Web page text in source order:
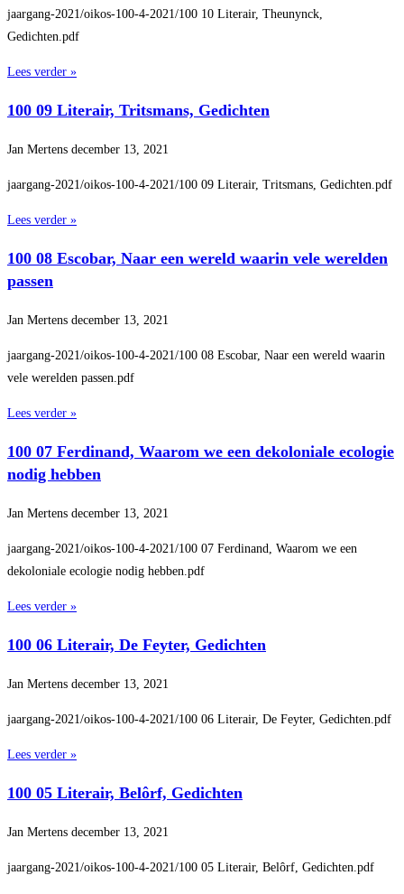
jaargang-2021/oikos-100-4-2021/100 10 Literair, Theunynck,
Gedichten.pdf
Lees verder »
100 09 Literair, Tritsmans, Gedichten
Jan Mertens december 13, 2021
jaargang-2021/oikos-100-4-2021/100 09 Literair, Tritsmans, Gedichten.pdf
Lees verder »
100 08 Escobar, Naar een wereld waarin vele werelden
passen
Jan Mertens december 13, 2021
jaargang-2021/oikos-100-4-2021/100 08 Escobar, Naar een wereld waarin
vele werelden passen.pdf
Lees verder »
100 07 Ferdinand, Waarom we een dekoloniale ecologie
nodig hebben
Jan Mertens december 13, 2021
jaargang-2021/oikos-100-4-2021/100 07 Ferdinand, Waarom we een
dekoloniale ecologie nodig hebben.pdf
Lees verder »
100 06 Literair, De Feyter, Gedichten
Jan Mertens december 13, 2021
jaargang-2021/oikos-100-4-2021/100 06 Literair, De Feyter, Gedichten.pdf
Lees verder »
100 05 Literair, Belôrf, Gedichten
Jan Mertens december 13, 2021
jaargang-2021/oikos-100-4-2021/100 05 Literair, Belôrf, Gedichten.pdf